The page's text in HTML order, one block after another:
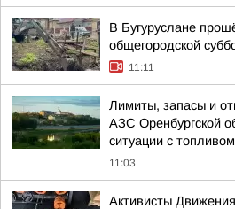
В Бугуруслане
общегородской
11:11
Лимиты, запасы и
АЗС Оренбургской
ситуации с топливом
11:03
Активисты